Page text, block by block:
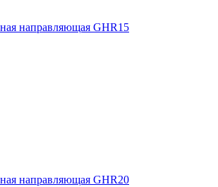
направляющая GHR15
направляющая GHR20